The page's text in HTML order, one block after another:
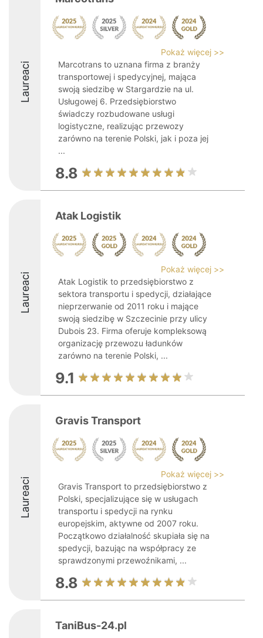
Laureaci
Pokaż więcej >>
Marcotrans to uznana firma z branży
transportowej i spedycyjnej, mająca
swoją siedzibę w Stargardzie na ul.
Usługowej 6. Przedsiębiorstwo
świadczy rozbudowane usługi
logistyczne, realizując przewozy
zarówno na terenie Polski, jak i poza jej
...
8.8
Laureaci
Atak Logistik
Pokaż więcej >>
Atak Logistik to przedsiębiorstwo z
sektora transportu i spedycji, działające
nieprzerwanie od 2011 roku i mające
swoją siedzibę w Szczecinie przy ulicy
Dubois 23. Firma oferuje kompleksową
organizację przewozu ładunków
zarówno na terenie Polski, ...
9.1
Laureaci
Gravis Transport
Pokaż więcej >>
Gravis Transport to przedsiębiorstwo z
Polski, specjalizujące się w usługach
transportu i spedycji na rynku
europejskim, aktywne od 2007 roku.
Początkowo działalność skupiała się na
spedycji, bazując na współpracy ze
sprawdzonymi przewoźnikami, ...
8.8
TaniBus-24.pl